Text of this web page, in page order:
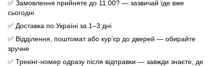
✅ Замовлення прийняте до 11:00? — зазвичай їде вже
сьогодні
✅ Доставка по Україні за 1–3 дні
✅ Відділення, поштомат або кур'єр до дверей — обирайте
зручне
✅ Трекінг-номер одразу після відправки — завжди знаєте, де